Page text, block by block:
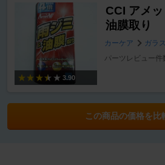
3.90
CCI アメ
油膜取り
カーケア
ガラ
パーツレビュー件
この商品の価格を比